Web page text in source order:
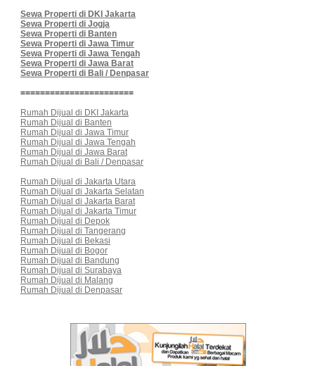
Sewa Properti di DKI Jakarta
Sewa Properti di Jogja
Sewa Properti di Banten
Sewa Properti di Jawa Timur
Sewa Properti di Jawa Tengah
Sewa Properti di Jawa Barat
Sewa Properti di Bali / Denpasar
=======================
Rumah Dijual di DKI Jakarta
Rumah Dijual di Banten
Rumah Dijual di Jawa Timur
Rumah Dijual di Jawa Tengah
Rumah Dijual di Jawa Barat
Rumah Dijual di Bali / Denpasar
Rumah Dijual di Jakarta Utara
Rumah Dijual di Jakarta Selatan
Rumah Dijual di Jakarta Barat
Rumah Dijual di Jakarta Timur
Rumah Dijual di Depok
Rumah Dijual di Tangerang
Rumah Dijual di Bekasi
Rumah Dijual di Bogor
Rumah Dijual di Bandung
Rumah Dijual di Surabaya
Rumah Dijual di Malang
Rumah Dijual di Denpasar